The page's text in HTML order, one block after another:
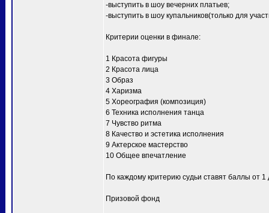
-выступить в шоу вечерних платьев;
-выступить в шоу купальников(только для
Критерии оценки в финале:
1 Красота фигуры
2 Красота лица
3 Образ
4 Харизма
5 Хореография (композиция)
6 Техника исполнения танца
7 Чувство ритма
8 Качество и эстетика исполнения
9 Актерское мастерство
10 Общее впечатление
По каждому критерию судьи ставят баллы от
Призовой фонд